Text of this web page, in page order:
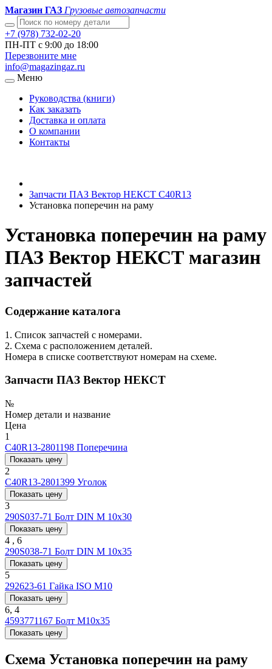
Магазин ГАЗ Грузовые автозапчасти
+7 (978) 732-02-20
ПН-ПТ с 9:00 до 18:00
Перезвоните мне
info@magazingaz.ru
Меню
Руководства (книги)
Как заказать
Доставка и оплата
О компании
Контакты
Запчасти ПАЗ Вектор НЕКСТ С40R13
Установка поперечин на раму
Установка поперечин на раму
ПАЗ Вектор НЕКСТ магазин
запчастей
Содержание каталога
1. Список запчастей с номерами.
2. Схема с расположением деталей.
Номера в списке соответствуют номерам на схеме.
Запчасти ПАЗ Вектор НЕКСТ
№
Номер детали и название
Цена
1
C40R13-2801198 Поперечина
Показать цену
2
C40R13-2801399 Уголок
Показать цену
3
290S037-71 Болт DIN М 10x30
Показать цену
4 , 6
290S038-71 Болт DIN М 10x35
Показать цену
5
292623-61 Гайка ISO М10
Показать цену
6, 4
4593771167 Болт М10x35
Показать цену
Схема Установка поперечин на раму